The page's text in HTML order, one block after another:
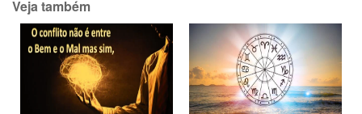
Veja também